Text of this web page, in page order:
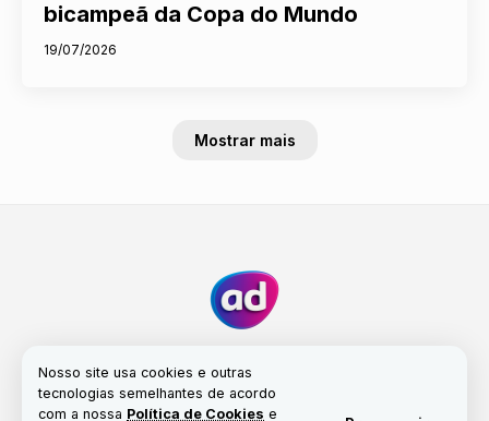
Nosso site usa cookies e outras
tecnologias semelhantes de acordo
com a nossa Política de Cookies e
bicampeã da Copa do Mundo
19/07/2026
Mostrar mais